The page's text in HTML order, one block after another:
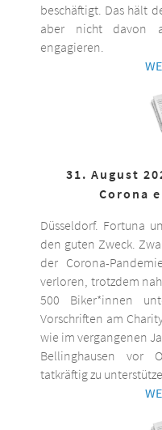
beschäftigt. Das hält
aber nicht davon
engagieren.
31. August
Corona
Düsseldorf. Fortuna
den guten Zweck.
der Corona-
verloren, trotzdem
500 Biker*innen
Vorschriften am
wie im vergangenen
Bellinghausen vor
tatkräftig zu